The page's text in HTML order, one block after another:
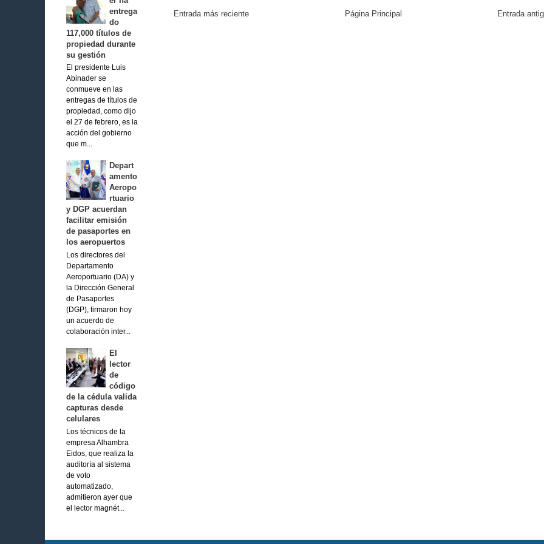
entrega
do
117,000 títulos de
propiedad durante
su gestión
El presidente Luis
Abinader se
conmueve en las
entregas de títulos de
propiedad, como dijo
el 27 de febrero, es la
acción del gobierno
que m...
Depart
amento
Aeropo
rtuario
y DGP acuerdan
facilitar emisión
de pasaportes en
los aeropuertos
Los directores del
Departamento
Aeroportuario (DA) y
la Dirección General
de Pasaportes
(DGP), firmaron hoy
un acuerdo de
colaboración inter...
El
lector
de
código
de la cédula valida
capturas desde
celulares
Los técnicos de la
empresa Alhambra
Eidos, que realiza la
auditoría al sistema
de voto
automatizado,
admitieron ayer que
el lector magnét...
Entrada más reciente Entrada
Página Principal